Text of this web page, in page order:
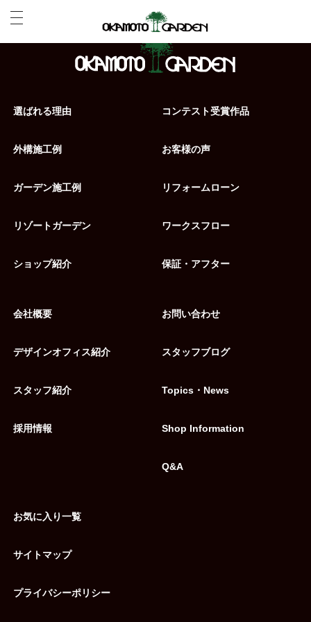
選ばれる理由
外構施工例
ガーデン施工例
リゾートガーデン
ショップ紹介
コンテスト受賞作品
お客様の声
リフォームローン
ワークスフロー
保証・アフター
会社概要
デザインオフィス紹介
スタッフ紹介
採用情報
お問い合わせ
スタッフブログ
Topics・News
Shop Information
Q&A
お気に入り一覧
サイトマップ
プライバシーポリシー